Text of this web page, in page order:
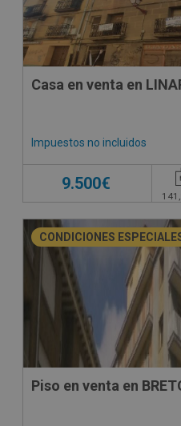
Casa en venta en
Impuestos no incluidos
9.500€
CONDICIONES
Piso en venta en